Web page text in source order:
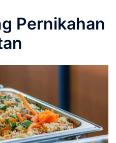
Pernikahan